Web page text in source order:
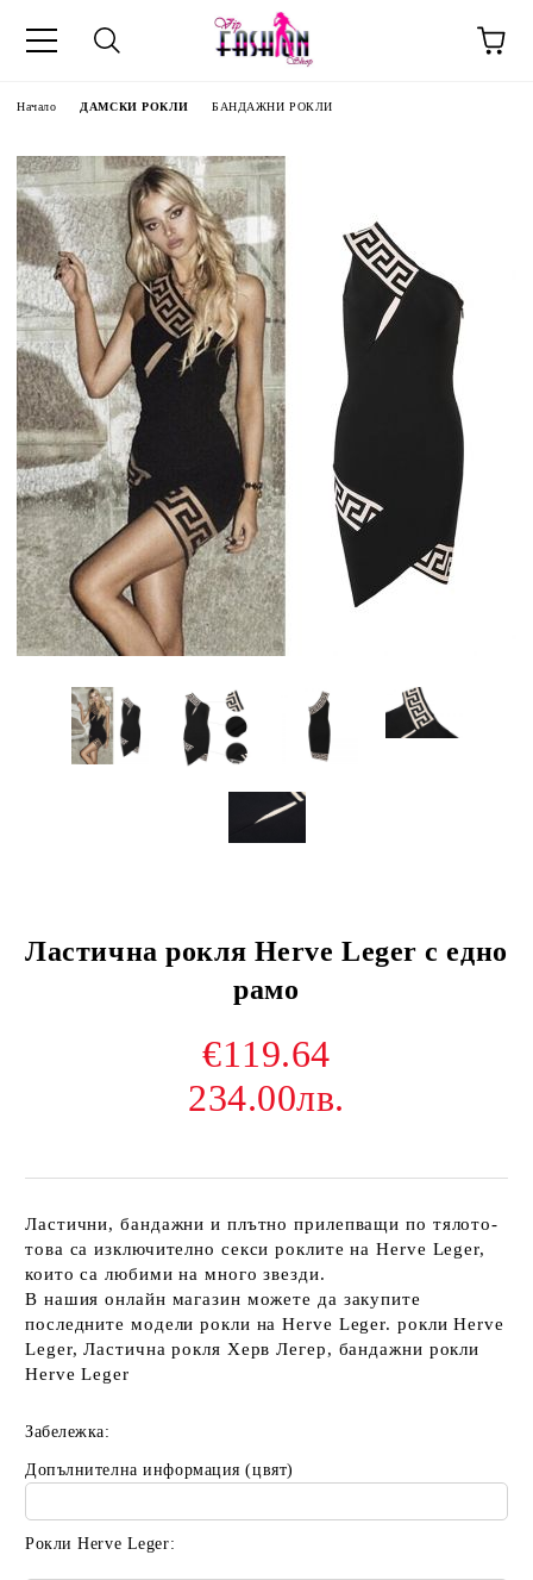
Начало ДАМСКИ РОКЛИ БАНДАЖНИ РОКЛИ
Ластична рокля Herve Leger с едно
рамо
€119.64
234.00лв.
Ластични, бандажни и плътно прилепващи по тялото-
това са изключително секси роклите на Herve Leger,
които са любими на много звезди.
В нашия онлайн магазин можете да закупите
последните модели рокли на Herve Leger. рокли Herve
Leger, Ластична рокля Херв Легер, бандажни рокли
Herve Leger
Забележка:
Допълнителна информация (цвят)
Рокли Herve Leger: